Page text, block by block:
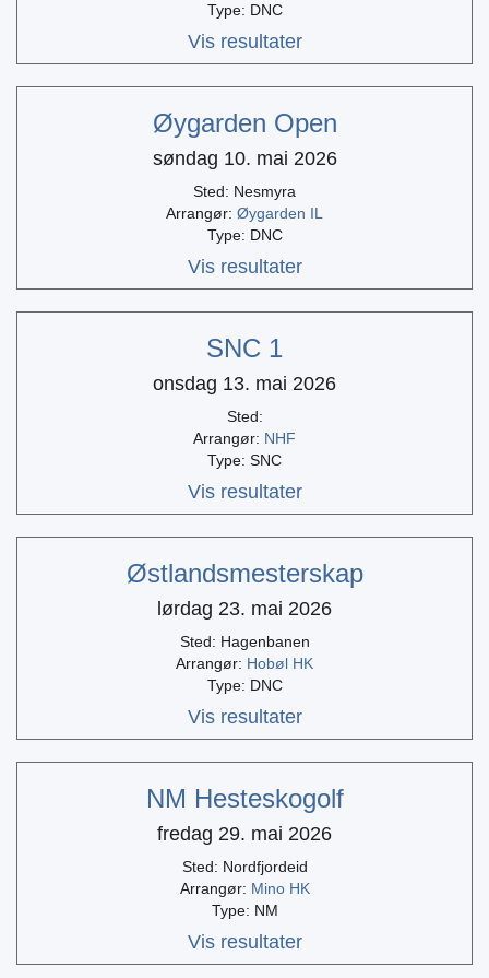
Type: DNC
Vis resultater
Øygarden Open
søndag 10. mai 2026
Sted: Nesmyra
Arrangør: Øygarden IL
Type: DNC
Vis resultater
SNC 1
onsdag 13. mai 2026
Sted:
Arrangør: NHF
Type: SNC
Vis resultater
Østlandsmesterskap
lørdag 23. mai 2026
Sted: Hagenbanen
Arrangør: Hobøl HK
Type: DNC
Vis resultater
NM Hesteskogolf
fredag 29. mai 2026
Sted: Nordfjordeid
Arrangør: Mino HK
Type: NM
Vis resultater